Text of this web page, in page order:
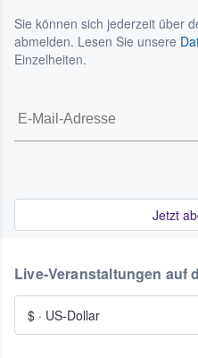
Sie können sich jederzeit über
abmelden. Lesen Sie unsere
Einzelheiten.
Jetzt
Live-Veranstaltungen auf
$ · US-Dollar